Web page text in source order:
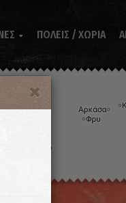
 ΠΟΛΕΙΣ / ΧΩΡΙΑ